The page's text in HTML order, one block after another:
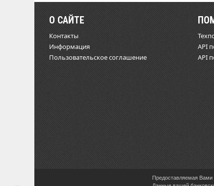
О САЙТЕ
Контакты
Информация
Пользовательское соглашение
API
API
Предоставляемая Вами